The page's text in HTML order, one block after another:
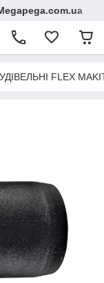
FLEX